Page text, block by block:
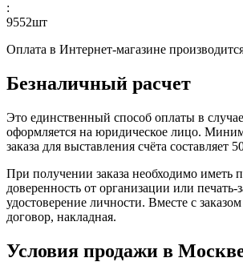
:
9552шт
Оплата в Интернет-магазине
Безналичный расчет
Это единственный способ оплаты в
оформляется на юридическое лицо.
заказа для выставления счёта составляет
При получении заказа необходимо иметь
доверенность от организации или печать-
удостоверение личности. Вместе с
договор, накладная.
Условия продажи в